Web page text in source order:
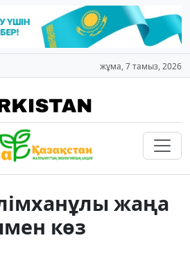
жұма, 7 тамыз, 2026
жаңа
көз